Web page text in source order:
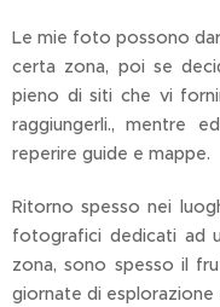
Le mie foto possono
certa zona, poi se
pieno di siti che vi
raggiungerli., mentre
reperire guide e mappe.
Ritorno spesso nei
fotografici dedicati ad
zona, sono spesso il
giornate di esplorazione